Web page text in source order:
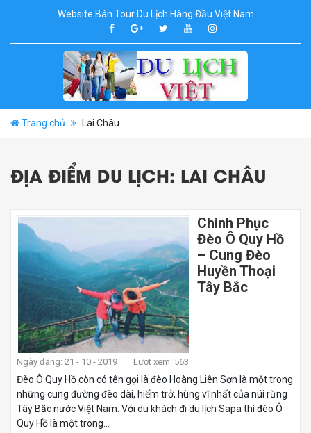
Website Bán Tour Du Lịch Hàng Đầu Việt Nam
Trang chủ Lai Châu
ĐỊA ĐIỂM DU LỊCH: LAI CHÂU
Chinh Phục
Đèo Ô Quy Hồ
– Cung Đèo
Huyền Thoại
Tây Bắc
Ngày đăng: 21 - 10 - 2019 Lượt xem: 563
Đèo Ô Quy Hồ còn có tên gọi là đèo Hoàng Liên Sơn là một trong
những cung đường đèo dài, hiểm trở, hùng vĩ nhất của núi rừng
Tây Bắc nước Việt Nam. Với du khách đi du lịch Sapa thì đèo Ô
Quy Hồ là một trong...